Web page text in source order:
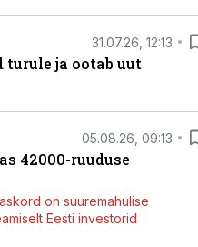
31.07.26, 12:13
ja ootab uut
05.08.26, 09:13
42000-ruuduse
on suuremahulise
Eesti investorid